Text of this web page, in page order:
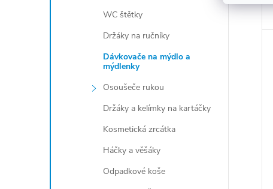
WC štětky
Držáky na ručníky
Dávkovače na mýdlo a
mýdlenky
Osoušeče rukou
Držáky a kelímky na kartáčky
Kosmetická zrcátka
Háčky a věšáky
Odpadkové koše